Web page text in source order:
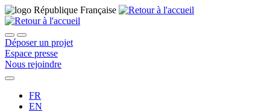
Déposer un projet
Espace presse
Nous rejoindre
FR
EN